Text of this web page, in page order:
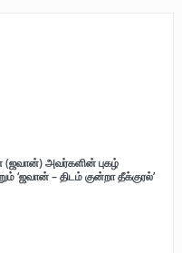
(ஜவான்) அவர்களின் புகழ்
‘ஜவான் – திடம் குன்றா தீக்குரல்’